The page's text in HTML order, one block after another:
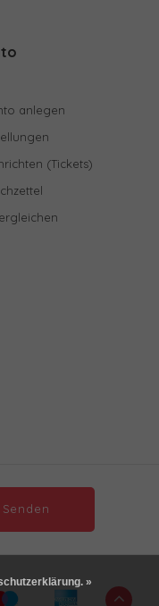
anlegen
(Tickets)
Senden
»